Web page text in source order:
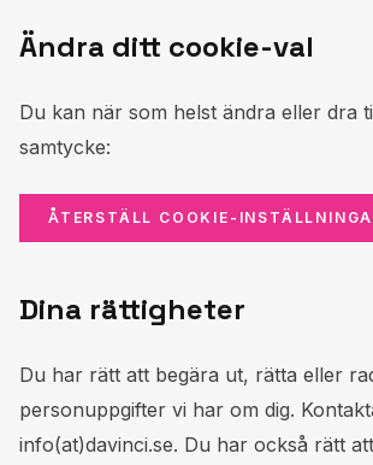
Ändra ditt cookie-val
Du kan när som helst ändra eller dra
samtycke:
ÅTERSTÄLL COOKIE-
Dina rättigheter
Du har rätt att begära ut, rätta eller
personuppgifter vi har om dig.
info(at)davinci.se. Du har också rätt